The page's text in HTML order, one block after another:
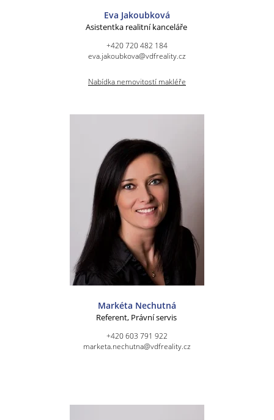
Eva Jakoubková
Asistentka realitní kanceláře
+420 720 482 184
eva.jakoubkova@vdfreality.cz
Nabídka nemovitostí makléře
Markéta Nechutná
Referent, Právní servis
+420 603 791 922
marketa.nechutna@vdfreality.cz